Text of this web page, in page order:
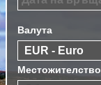
Валута
Местожителство